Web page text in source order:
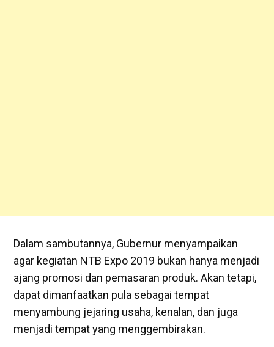
Dalam sambutannya, Gubernur menyampaikan
agar kegiatan NTB Expo 2019 bukan hanya menjadi
ajang promosi dan pemasaran produk. Akan tetapi,
dapat dimanfaatkan pula sebagai tempat
menyambung jejaring usaha, kenalan, dan juga
menjadi tempat yang menggembirakan.